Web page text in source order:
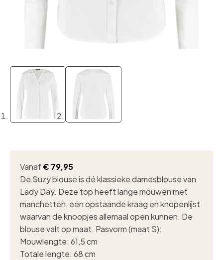
Vanaf€ 79,95
De Suzy blouse is dé klassieke damesblouse van
Lady Day. Deze top heeft lange mouwen met
manchetten, een opstaande kraag en knopenlijst
waarvan de knoopjes allemaal open kunnen. De
blouse valt op maat. Pasvorm (maat S):
Mouwlengte: 61,5 cm
Totale lengte: 68 cm